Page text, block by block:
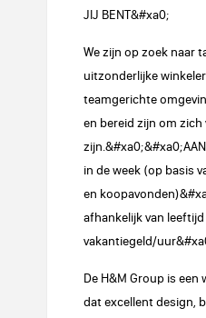
JIJ BENT&#xa0;
We zijn op zoek naar
uitzonderlijke
teamgerichte
en bereid zijn om
in de week (op basis
en
afhankelijk van
vakantiegeld/
De H&M Group is
dat excellent design,